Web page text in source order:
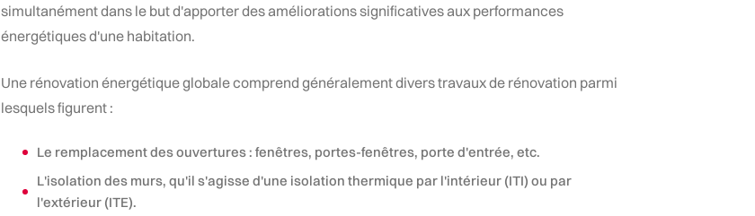
simultanément dans le but d'apporter des améliorations significatives aux performances
énergétiques d'une habitation.
Une rénovation énergétique globale comprend généralement divers travaux de rénovation parmi
lesquels figurent :
Le remplacement des ouvertures : fenêtres, portes-fenêtres, porte d'entrée, etc.
L'isolation des murs, qu'il s'agisse d'une isolation thermique par l'intérieur (ITI) ou par
l'extérieur (ITE).